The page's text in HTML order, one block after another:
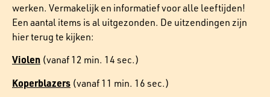
werken. Vermakelijk en informatief voor alle leeftijden!
Een aantal items is al uitgezonden. De uitzendingen zijn
hier terug te kijken:
Violen (vanaf 12 min. 14 sec.)
Koperblazers (vanaf 11 min. 16 sec.)